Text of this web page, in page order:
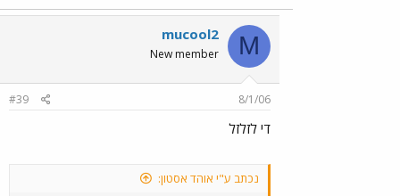
M
mucool2
New member
8/1/06
#39
די לזלזל
נכתב ע"י אוהד אסטון: